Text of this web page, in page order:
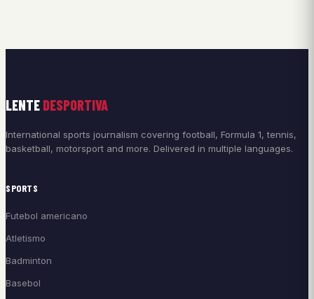
LENTE DESPORTIVA
International sports journalism covering football, Formula 1, tennis,
basketball, motorsport and more. Delivered in multiple languages.
SPORTS
Futebol americano
Atletismo
Badminton
Basebol